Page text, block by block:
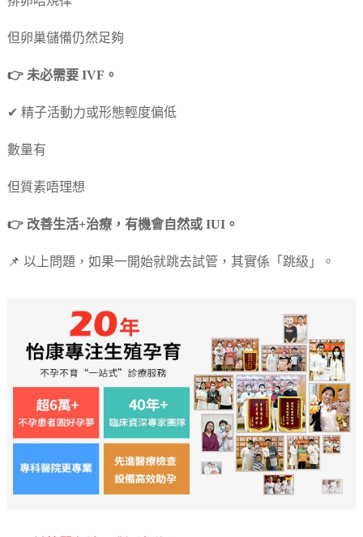
但卵巢儲備仍然足夠
👉 未必需要 IVF。
✔ 精子活動力或形態輕度偏低
數量有
但質素唔理想
👉 改善生活+治療，有機會自然或 IUI。
📌 以上問題，如果一開始就跳去試管，其實係「跳級」。